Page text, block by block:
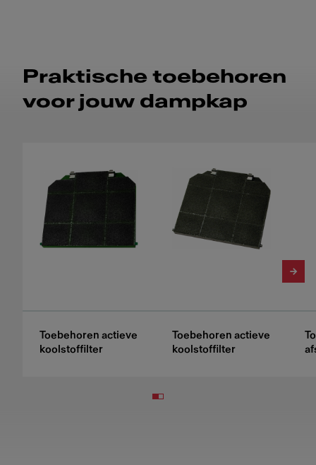
Praktische toebehoren
voor jouw dampkap
Toebehoren actieve
koolstoffilter
Toebehoren actieve
koolstoffilter